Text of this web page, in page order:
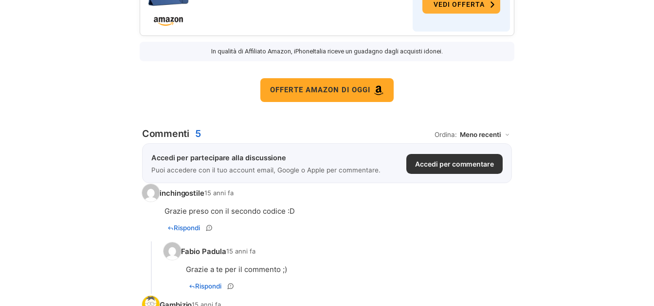
VEDI OFFERTA
In qualità di Affiliato Amazon, iPhoneItalia riceve un guadagno dagli acquisti idonei.
OFFERTE AMAZON DI OGGI
Commenti 5 Ordina:
Accedi per partecipare alla discussione
Puoi accedere con il tuo account email, Google o Apple per commentare.
Accedi per commentare
inchingostile15 anni fa
Grazie preso con il secondo codice :D
Rispondi
Fabio Padula15 anni fa
Grazie a te per il commento ;)
Rispondi